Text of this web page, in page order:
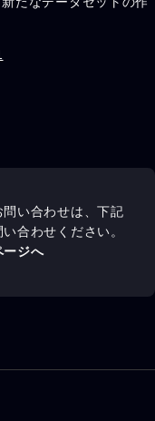
い合わせは、下記
合わせください。
ージへ